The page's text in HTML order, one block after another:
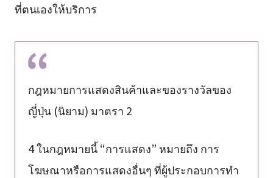
ที่ตนเองให้บริการ
กฎหมายการแสดงสินค้าและของรางวัลของ
ญี่ปุ่น (นิยาม) มาตรา 2
4 ในกฎหมายนี้ “การแสดง” หมายถึง การ
โฆษณาหรือการแสดงอื่นๆ ที่ผู้ประกอบการทำ